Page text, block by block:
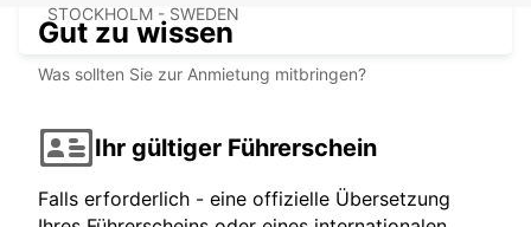
STOCKHOLM - SWEDEN
Gut zu wissen
Was sollten Sie zur Anmietung mitbringen?
Ihr gültiger Führerschein
Falls erforderlich - eine offizielle Übersetzung